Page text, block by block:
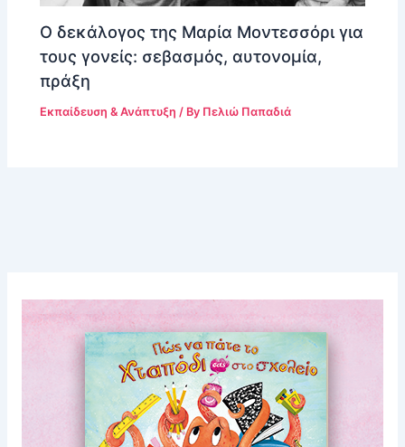
Ο δεκάλογος της Μαρία Μοντεσσόρι για
τους γονείς: σεβασμός, αυτονομία,
πράξη
Εκπαίδευση & Ανάπτυξη / By Πελιώ Παπαδιά